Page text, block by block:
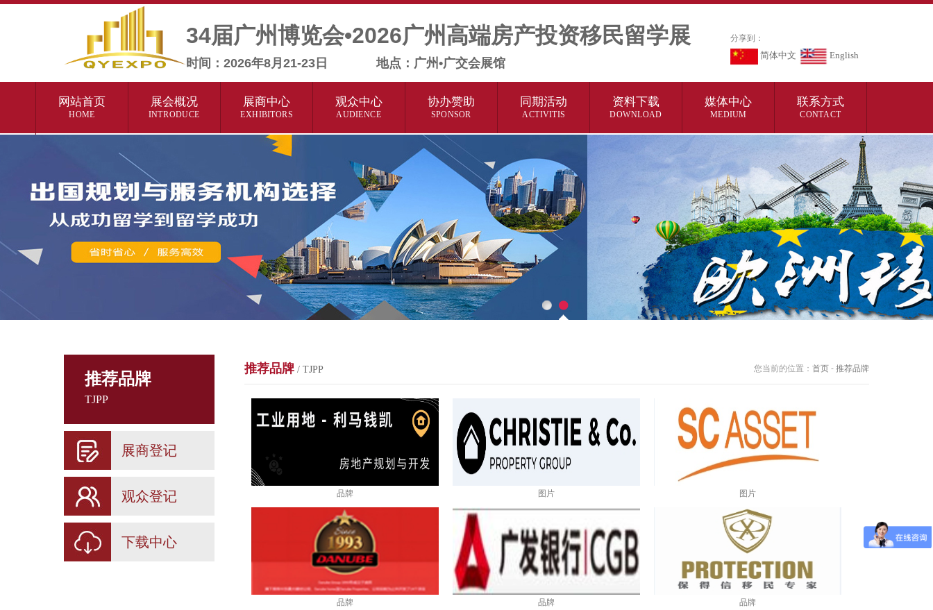
34届广州博览会•2026广州高端房产投资移民留学展
时间：2026年8月21-23日 地点：广州•广交会展馆
分享到：
简体中文 English
网站首页
HOME
展会概况
INTRODUCE
展商中心
EXHIBITORS
观众中心
AUDIENCE
协办赞助
SPONSOR
同期活动
ACTIVITIS
资料下载
DOWNLOAD
媒体中心
MEDIUM
联系方式
CONTACT
推荐品牌
TJPP
展商登记
观众登记
下载中心
推荐品牌 / TJPP 您当前的位置： 首页 - 推荐品牌
品牌 图片 图片
品牌 品牌 品牌